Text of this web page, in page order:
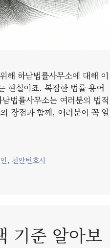
해 하남법률사무소에 대해 이
현실이죠. 복잡한 법률 용어
법률사무소는 여러분의 법적
장점과 함께, 여러분이 꼭 알
, 천안변호사
기준 알아보